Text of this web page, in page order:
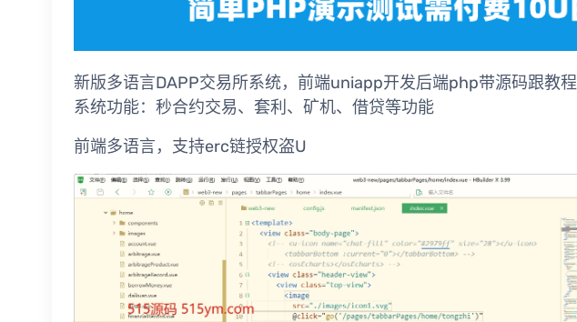
新版多语言DAPP交易所系统，前端uniapp开发后端php带源码跟教程
系统功能：秒合约交易、套利、矿机、借贷等功能
前端多语言，支持erc链授权盗U